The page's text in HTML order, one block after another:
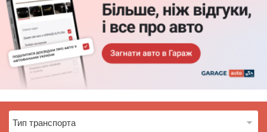
Все для авто
Загрузить приложение